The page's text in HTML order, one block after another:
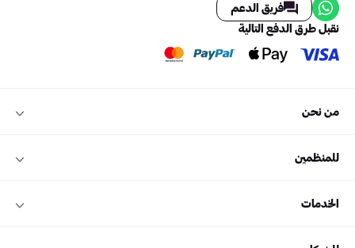
فريق الدعم
نقبل طرق الدفع التالية
من نحن
للمنظمين
الخدمات